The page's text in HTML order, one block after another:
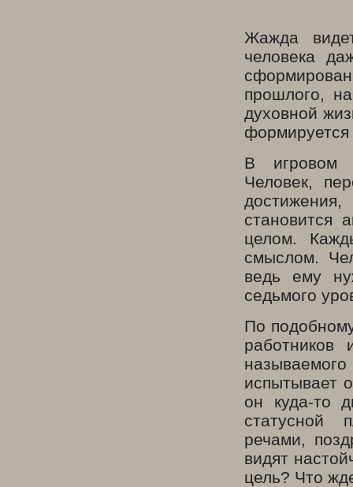
Жажда
человека
прошлого,
духовной
формируется
В игровом
Человек,
становится
целом.
смыслом.
ведь ему
седьмого
По
работников
испытывает
он куда-то
статусной
речами,
видят
цель? Что